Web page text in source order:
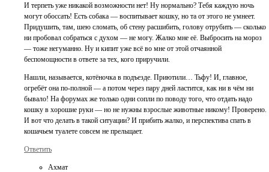
И терпеть уже никакой возможности нет! Ну нормально? Тебя каждую ночь
могут обоссать! Есть собака — воспитывает кошку, но та от этого не умнеет.
Придушить, там, шею сломать, об стену расшибить, голову отрубить — сколько
ни пробовал собраться с духом — не могу. Жалко мне её. Выбросить на мороз
— тоже негуманно. Ну и кипит уже всё во мне от этой отчаянной
беспомощности в ответе за тех, кого приручили.
Нашли, называется, котёночка в подъезде. Приютили… Тьфу! И, главное,
огребёт она по-полной — а потом через пару дней ластится, как ни в чём ни
бывало! На форумах же только одни сопли по поводу того, что отдать надо
кошку в хорошие руки — но не нужны взрослые животные никому! Проверено.
И вот что делать в такой ситуации? И прибить жалко, и перспектива спать в
кошачьем туалете совсем не прельщает.
Ответить
Ахмат